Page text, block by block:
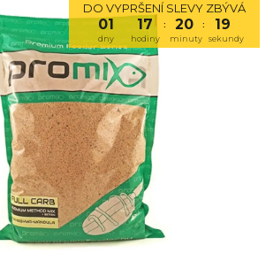
DO VYPRŠENÍ SLEVY ZBÝVÁ
01 17 : 20 : 18
dny hodiny minuty sekundy